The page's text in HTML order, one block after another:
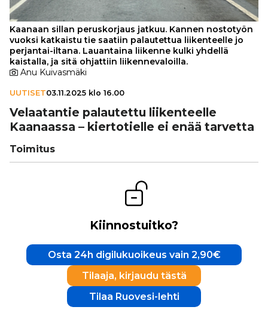
Kaanaan sillan peruskorjaus jatkuu. Kannen nostotyön
vuoksi katkaistu tie saatiin palautettua liikenteelle jo
perjantai-iltana. Lauantaina liikenne kulki yhdellä
kaistalla, ja sitä ohjattiin liikennevaloilla.
Anu Kuivasmäki
UUTISET03.11.2025 klo 16.00
Velaa­tan­tie palau­tettu lii­ken­teelle
Kaanaassa – kier­to­tielle ei enää tarvetta
Toimitus
Kiinnostuitko?
Osta 24h digilukuoikeus vain 2,90€
Tilaaja, kirjaudu tästä
Tilaa Ruovesi-lehti